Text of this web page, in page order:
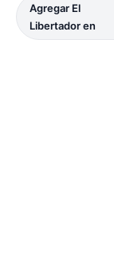
Agregar El
Libertador en